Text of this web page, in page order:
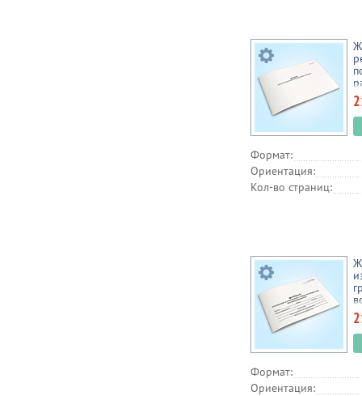
Формат:
Ориентация:
Кол-во страниц:
Формат:
Ориентация: